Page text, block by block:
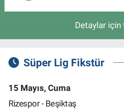
Detaylar için
Süper Lig Fikstür
15 Mayıs, Cuma
Rizespor - Beşiktaş